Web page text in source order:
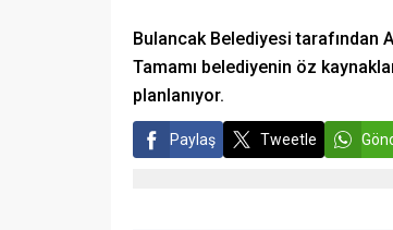
Bulancak Belediyesi tarafından
Tamamı belediyenin öz
planlanıyor.
Paylaş Tweetle